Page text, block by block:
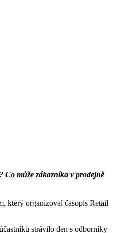
Co může zákazníka v prodejně
který organizoval časopis Retail
strávilo den s odborníky